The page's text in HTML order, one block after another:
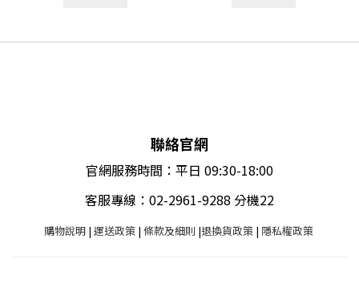
聯絡官網
官網服務時間：平日 09:30-18:00
客服專線：02-2961-9288 分機22
購物說明| 運送政策 | 條款及細則 |退換貨政策| 隱私權政策